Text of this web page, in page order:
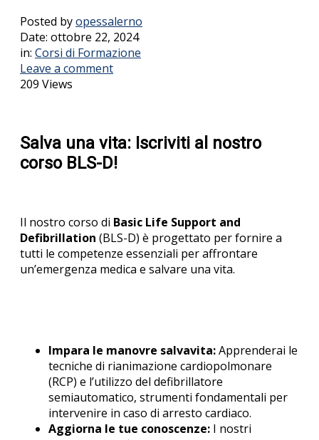
Posted byopessalerno
Date: ottobre 22, 2024
in: Corsi di Formazione
Leave a comment
209 Views
Salva una vita: Iscriviti al nostro
corso BLS-D!
Il nostro corso di Basic Life Support and
Defibrillation (BLS-D) è progettato per fornire a
tutti le competenze essenziali per affrontare
un’emergenza medica e salvare una vita.
Impara le manovre salvavita:Apprenderai le
tecniche di rianimazione cardiopolmonare
(RCP) e l’utilizzo del defibrillatore
semiautomatico, strumenti fondamentali per
intervenire in caso di arresto cardiaco.
Aggiorna le tue conoscenze: I nostri